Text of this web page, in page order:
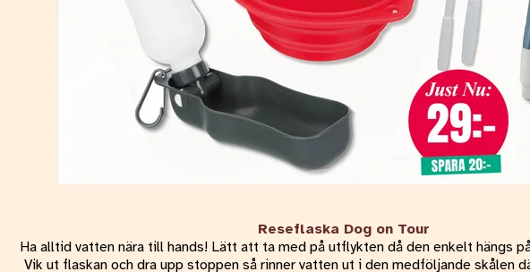
Reseflaska Dog on Tour
Ha alltid vatten nära till hands! Lätt att ta med på utflykten då den enkelt hängs
Vik ut flaskan och dra upp stoppen så rinner vatten ut i den medföljande skålen